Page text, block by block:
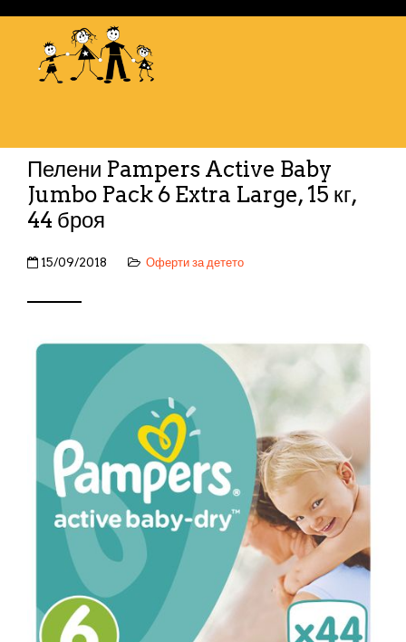
Пелени Pampers Active Baby
Jumbo Pack 6 Extra Large, 15 кг,
44 броя
15/09/2018 Оферти за детето